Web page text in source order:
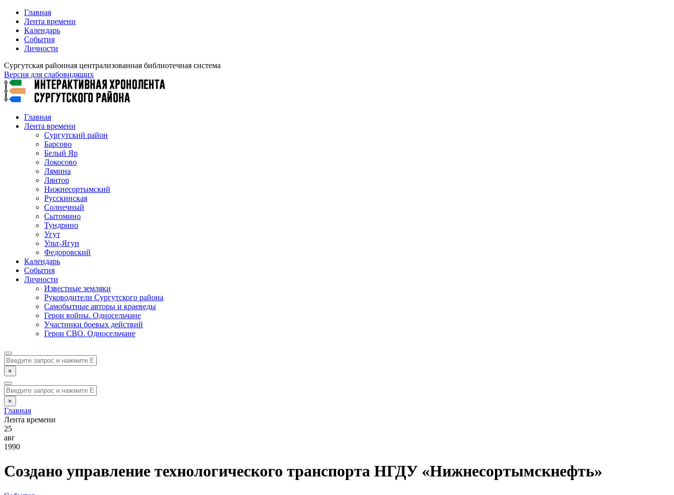
Главная
Лента времени
Календарь
События
Личности
Сургутская районная централизованная библиотечная система
Версия для слабовидящих
Главная
Лента времени
Сургутский район
Барсово
Белый Яр
Локосово
Лямина
Лянтор
Нижнесортымский
Русскинская
Солнечный
Сытомино
Тундрино
Угут
Ульт-Ягун
Федоровский
Календарь
События
Личности
Известные земляки
Руководители Сургутского района
Самобытные авторы и краеведы
Герои войны. Односельчане
Участники боевых действий
Герои СВО. Односельчане
×
×
Главная
Лента времени
25
авг
1990
Создано управление технологического транспорта НГДУ «Нижнесортымскнефть»